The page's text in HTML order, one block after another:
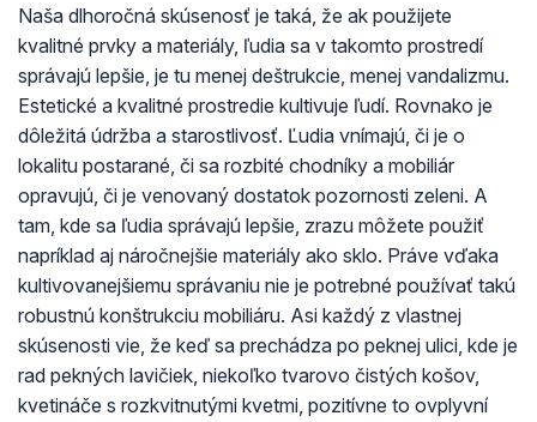
Naša dlhoročná skúsenosť je taká, že ak použijete
kvalitné prvky a materiály, ľudia sa v takomto prostredí
správajú lepšie, je tu menej deštrukcie, menej vandalizmu.
Estetické a kvalitné prostredie kultivuje ľudí. Rovnako je
dôležitá údržba a starostlivosť. Ľudia vnímajú, či je o
lokalitu postarané, či sa rozbité chodníky a mobiliár
opravujú, či je venovaný dostatok pozornosti zeleni. A
tam, kde sa ľudia správajú lepšie, zrazu môžete použiť
napríklad aj náročnejšie materiály ako sklo. Práve vďaka
kultivovanejšiemu správaniu nie je potrebné používať takú
robustnú konštrukciu mobiliáru. Asi každý z vlastnej
skúsenosti vie, že keď sa prechádza po peknej ulici, kde je
rad pekných lavičiek, niekoľko tvarovo čistých košov,
kvetináče s rozkvitnutými kvetmi, pozitívne to ovplyvní